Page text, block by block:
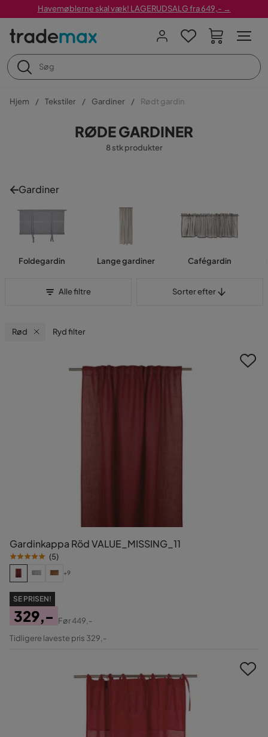
Havemøblerne skal væk! LAGERUDSALG fra 649,- →
Hjem Tekstiler Gardiner Rødt gardin
RØDE GARDINER
8 stk produkter
Gardiner
Foldegardin Lange gardiner Cafégardin
Alle filtre Sorter efter
Rød Ryd filter
Gardinkappa Röd VALUE_MISSING_11
(5)
+9
SE PRISEN!
Pris
329,-
Original
Før449,-
Tidligere laveste pris 329,-